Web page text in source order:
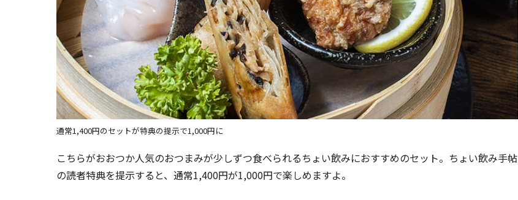
通常1,400円のセットが特典の提示で1,000円に
こちらがおおつか人気のおつまみが少しずつ食べられるちょい飲みにおすすめのセット。ちょい飲み手帖
の読者特典を提示すると、通常1,400円が1,000円で楽しめますよ。